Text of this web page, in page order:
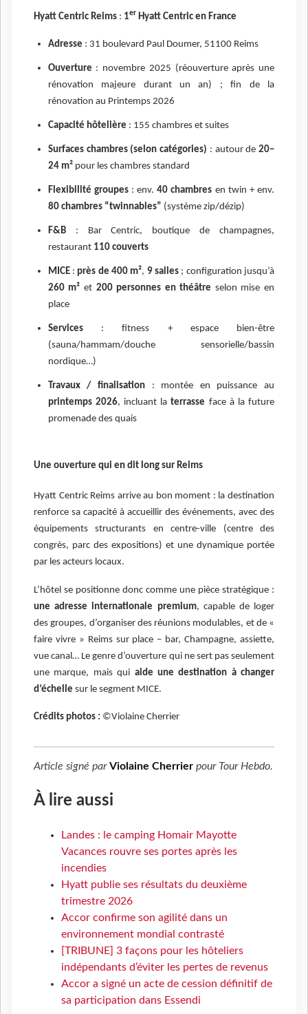
Hyatt Centric Reims : 1er Hyatt Centric en France
Adresse : 31 boulevard Paul Doumer, 51100 Reims
Ouverture : novembre 2025 (réouverture après une
rénovation majeure durant un an) ; fin de la
rénovation au Printemps 2026
Capacité hôtelière : 155 chambres et suites
Surfaces chambres (selon catégories) : autour de20–
24 m²pour les chambres standard
Flexibilité groupes: env.40 chambres en twin + env.
80 chambres “twinnables” (système zip/dézip)
F&B: Bar Centric, boutique de champagnes,
restaurant 110 couverts
MICE: près de 400 m², 9 salles ; configuration jusqu’à
260 m² et 200 personnes en théâtre selon mise en
place
Services: fitness + espace bien-être
(sauna/hammam/douche sensorielle/bassin
nordique…)
Travaux / finalisation : montée en puissance au
printemps 2026, incluant laterrasse face à la future
promenade des quais
Une ouverture qui en dit long sur Reims
Hyatt Centric Reims arrive au bon moment : la destination
renforce sa capacité à accueillir des événements, avec des
équipements structurants en centre-ville (centre des
congrès, parc des expositions) et une dynamique portée
par les acteurs locaux.
L’hôtel se positionne donc comme une pièce stratégique :
une adresse internationale premium, capable de loger
des groupes, d’organiser des réunions modulables, et de «
faire vivre » Reims sur place – bar, Champagne, assiette,
vue canal… Le genre d’ouverture qui ne sert pas seulement
une marque, mais qui aide une destination à changer
d’échelle sur le segment MICE.
Crédits photos : ©Violaine Cherrier
Article signé parViolaine Cherrier pour Tour Hebdo.
À lire aussi
Landes : le camping Homair Mayotte
Vacances rouvre ses portes après les
incendies
Hyatt publie ses résultats du deuxième
trimestre 2026
Accor confirme son agilité dans un
environnement mondial contrasté
[TRIBUNE] 3 façons pour les hôteliers
indépendants d’éviter les pertes de revenus
Accor a signé un acte de cession définitif de
sa participation dans Essendi